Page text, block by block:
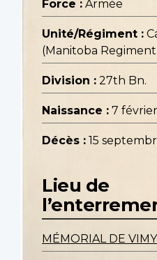
Force : Armée
Unité/Régiment :
(Manitoba
Division : 27th Bn.
Naissance : 7
Décès : 15
Lieu de
MÉMORIAL DE VIMY